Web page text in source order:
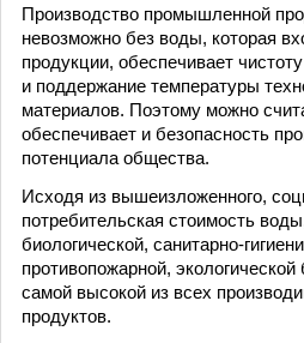
Производство промышленной
невозможно без воды, которая
продукции, обеспечивает
и поддержание температуры
материалов. Поэтому можно
обеспечивает и безопасность
потенциала общества.
Исходя из вышеизложенного,
потребительская стоимость
биологической, санитарно-
противопожарной, экологической
самой высокой из всех
продуктов.